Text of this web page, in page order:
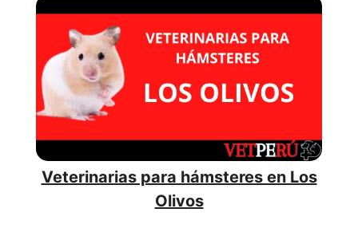
Veterinarias para hámsteres en Los
Olivos